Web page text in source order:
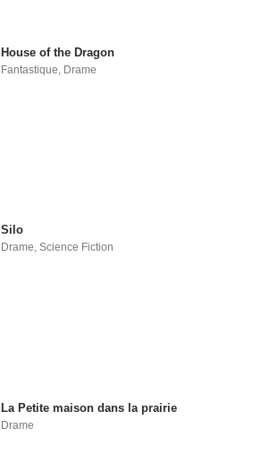
House of the Dragon
Fantastique, Drame
Silo
Drame,Science Fiction
La Petite maison dans la prairie
Drame